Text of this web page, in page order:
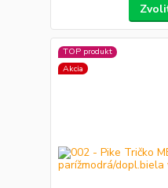
TOP produkt
Akcia